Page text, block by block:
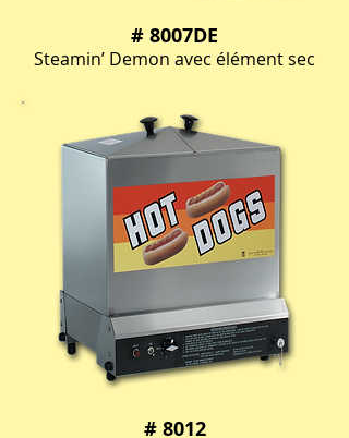
# 8007DE
Steamin’ Demon avec élément sec
# 8012